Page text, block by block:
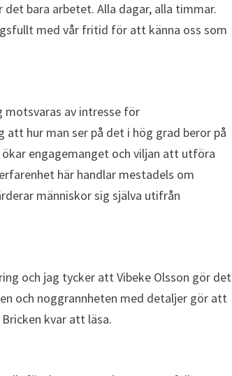
bara arbetet. Alla dagar, alla timmar.
med vår fritid för att känna oss som
motsvaras av intresse för
hur man ser på det i hög grad beror på
engagemanget och viljan att utföra
här handlar mestadels om
människor sig själva utifrån
och jag tycker att Vibeke Olsson gör det
och noggrannheten med detaljer gör att
kvar att läsa.